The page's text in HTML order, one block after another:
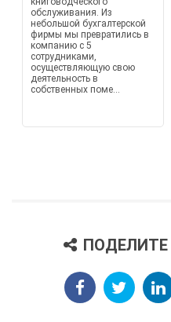
обслуживания. Из
небольшой бухгалтерской
фирмы мы превратились в
компанию с 5
сотрудниками,
осуществляющую свою
деятельность в
собственных поме...